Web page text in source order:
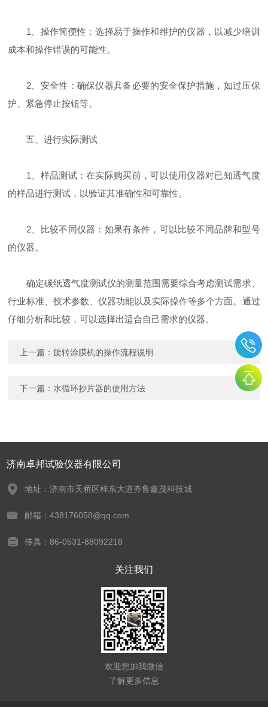
1、操作简便性：选择易于操作和维护的仪器，以减少培训
成本和操作错误的可能性。
2、安全性：确保仪器具备必要的安全保护措施，如过压保
护、紧急停止按钮等。
五、进行实际测试
1、样品测试：在实际购买前，可以使用仪器对已知透气度
的样品进行测试，以验证其准确性和可靠性。
2、比较不同仪器：如果有条件，可以比较不同品牌和型号
的仪器。
确定碳纸透气度测试仪的测量范围需要综合考虑测试需求、
行业标准、技术参数、仪器功能以及实际操作等多个方面。通过
仔细分析和比较，可以选择出适合自己需求的仪器。
上一篇：旋转涂膜机的操作流程说明
下一篇： 水循环抄片器的使用方法
济南卓邦试验仪器有限公司
地址：济南市天桥区梓东大道齐鲁鑫茂科技城
邮箱：438176058@qq.com
传真：86-0531-88092218
关注我们
欢迎您加我微信
了解更多信息